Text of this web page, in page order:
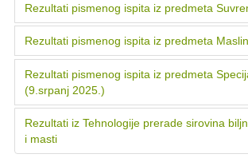
Rezultati pismenog ispita iz predmeta
Rezultati pismenog ispita iz predmeta
Rezultati pismenog ispita iz predmeta
(9.srpanj 2025.)
Rezultati iz Tehnologije prerade sirovina
i masti